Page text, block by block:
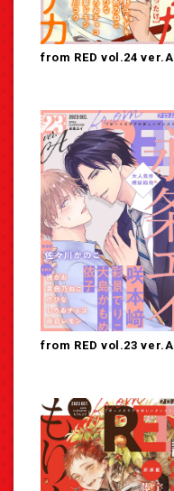
from RED vol.24 ver.A
from RED vol.23 ver.A